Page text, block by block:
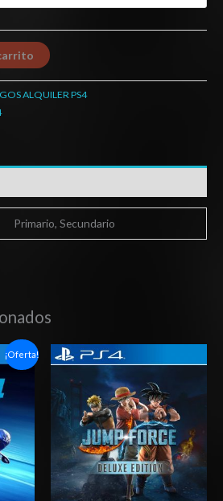
ALQUILER PS4
Primario, Secundario
¡Oferta!
Rango
de
desde
$5.00
hasta
$8.00